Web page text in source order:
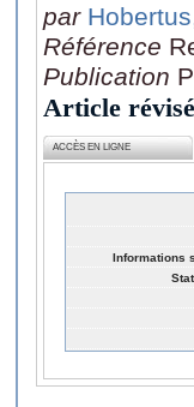
par
Référence
Publication
Article
ACCÈS EN LIGNE
Informations